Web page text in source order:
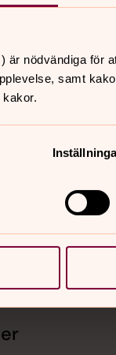
är nödvändiga för
samt